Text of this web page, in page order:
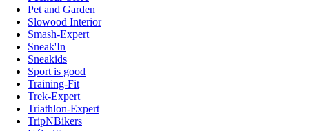
Pet and Garden
Slowood Interior
Smash-Expert
Sneak'In
Sneakids
Sport is good
Training-Fit
Trek-Expert
Triathlon-Expert
TripNBikers